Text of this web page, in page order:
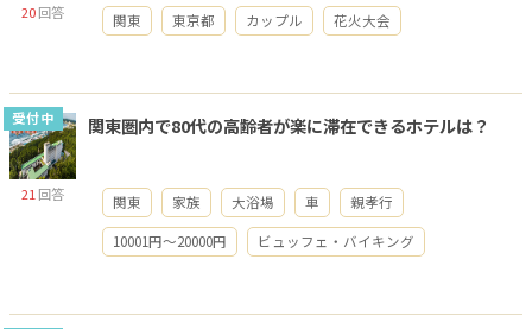
20回答 関東 東京都 カップル 花火大会
受付中
21 回答
関東圏内で80代の高齢者が楽に滞在できるホテルは？
関東 家族 大浴場 車 親孝行
10001円～20000円 ビュッフェ・バイキング